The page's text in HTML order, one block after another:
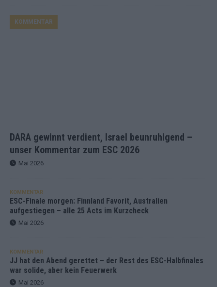
DARA gewinnt verdient, Israel beunruhigend –
unser Kommentar zum ESC 2026
KOMMENTAR
Mai 2026
KOMMENTAR
ESC-Finale morgen: Finnland Favorit, Australien
aufgestiegen – alle 25 Acts im Kurzcheck
Mai 2026
KOMMENTAR
JJ hat den Abend gerettet – der Rest des ESC-Halbfinales
war solide, aber kein Feuerwerk
Mai 2026